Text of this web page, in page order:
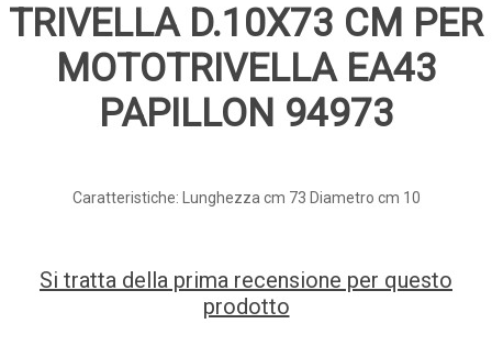
TRIVELLA D.10X73 CM PER
MOTOTRIVELLA EA43
PAPILLON 94973
Caratteristiche: Lunghezza cm 73 Diametro cm 10
Si tratta della prima recensione per questo
prodotto